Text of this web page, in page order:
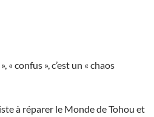
« confus », c’est un « chaos
à réparer le Monde de Tohou et